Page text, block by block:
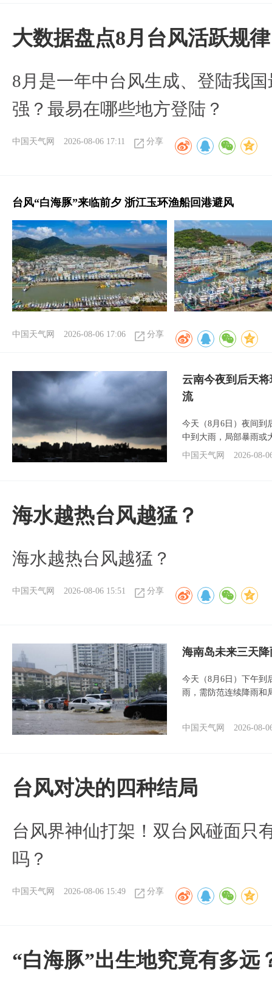
大数据盘点8月台风活跃规律
8月是一年中台风生成、登陆我
强？最易在哪些地方登陆？
中国天气网 2026-08-06 17:11 分享
台风“白海豚”来临前夕 浙江玉环渔船回港避风
中国天气网 2026-08-06 17:06 分享
云南今夜到后天
流
今天（8月6日）夜间到
中到大雨，局部暴雨或
中国天气网
2026-08-
海水越热台风越猛？
海水越热台风越猛？
中国天气网 2026-08-06 15:51 分享
海南岛未来三天
今天（8月6日）下午到
雨，需防范连续降雨和
中国天气网 2026-08-
台风对决的四种结局
台风界神仙打架！双台风碰面只
吗？
中国天气网 2026-08-06 15:49 分享
“白海豚”出生地究竟有多远